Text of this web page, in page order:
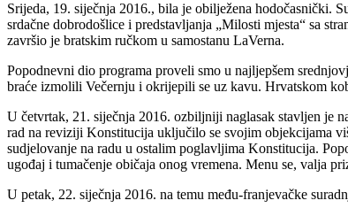
Srijeda, 19. siječnja 2016., bila je obilježena hodočasnički.
srdačne dobrodošlice i predstavljanja „Milosti mjesta“ sa
završio je bratskim ručkom u samostanu LaVerna.
Popodnevni dio programa proveli smo u najljepšem
braće izmolili Večernju i okrijepili se uz kavu. Hrvatskom
U četvrtak, 21. siječnja 2016. ozbiljniji naglasak stavljen je
rad na reviziji Konstitucija uključilo se svojim objekcijama
sudjelovanje na radu u ostalim poglavljima Konstitucija.
ugođaj i tumačenje običaja onog vremena. Menu se, valja
U petak, 22. siječnja 2016. na temu među-franjevačke